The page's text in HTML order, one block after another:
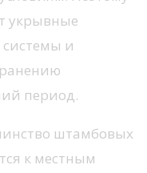
укрывные
и
период.
штамбовых
к местным